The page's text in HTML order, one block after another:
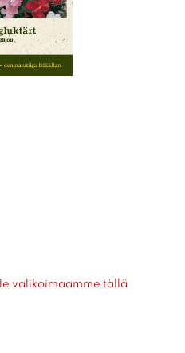
valikoimaamme tällä